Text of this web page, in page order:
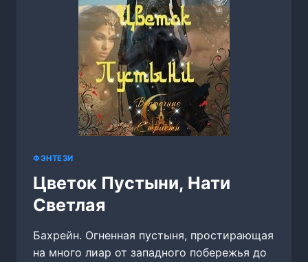
ФЭНТЕЗИ
Цветок Пустыни, Нати
Светлая
Бахрейн. Огненная пустыня, простирающая
на много лиар от западного побережья до